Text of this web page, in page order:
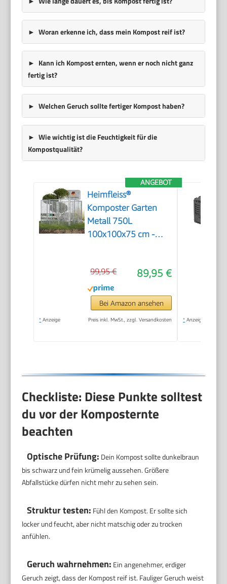
Woran erkenne ich, dass mein Kompost reif ist?
Kann ich Kompost ernten, wenn er noch nicht ganz
fertig ist?
Welchen Geruch sollte fertiger Kompost haben?
Wie wichtig ist die Feuchtigkeit für die
Kompostqualität?
ANGEBOT
Heimfleiss®
Komposter Garten
Metall 750L
100x100x75 cm -
89,95 €
99,95 €
Bei Amazon ansehen
* Anzeige Preis inkl. MwSt., zzgl. Versandkosten * Anzeige
Checkliste: Diese Punkte solltest
du vor der Komposternte
beachten
Optische Prüfung: Dein Kompost sollte dunkelbraun
bis schwarz und fein krümelig aussehen. Größere
Abfallstücke dürfen nicht mehr zu sehen sein.
Struktur testen: Fühl den Kompost. Er sollte sich
locker und feucht, aber nicht matschig oder zu trocken
anfühlen.
Geruch wahrnehmen: Ein angenehmer, erdiger
Geruch zeigt, dass der Kompost reif ist. Fauliger Geruch weist